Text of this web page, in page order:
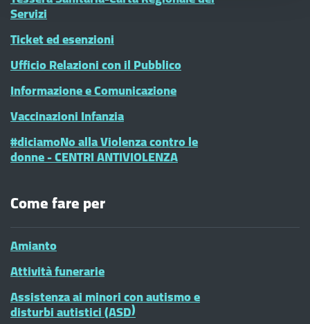
Servizi
Ticket ed esenzioni
Ufficio Relazioni con il Pubblico
Informazione e Comunicazione
Vaccinazioni Infanzia
#diciamoNo alla Violenza contro le
donne - CENTRI ANTIVIOLENZA
Come fare per
Amianto
Attività funerarie
Assistenza ai minori con autismo e
disturbi autistici (ASD)